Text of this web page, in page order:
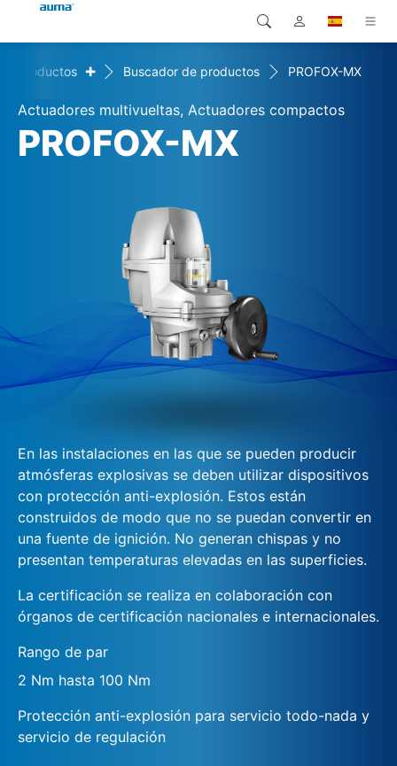
Productos
Soluciones
Global
Europa
Norteamérica
Búsqueda
Productos + Buscador de productos PROFOX-MX
Actuadores multivueltas, Actuadores compactos
PROFOX-MX
En las instalaciones en las que se pueden producir
atmósferas explosivas se deben utilizar dispositivos
con protección anti-explosión. Estos están
construidos de modo que no se puedan convertir en
una fuente de ignición. No generan chispas y no
presentan temperaturas elevadas en las superficies.
La certificación se realiza en colaboración con
órganos de certificación nacionales e internacionales.
Rango de par
2 Nm hasta 100 Nm
Protección anti-explosión para servicio todo-nada y
servicio de regulación